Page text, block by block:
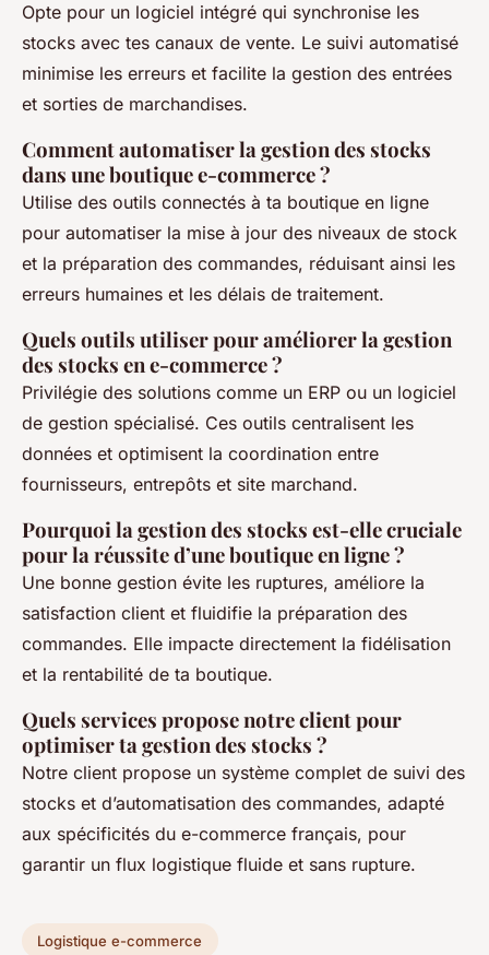
Opte pour un logiciel intégré qui synchronise les
stocks avec tes canaux de vente. Le suivi automatisé
minimise les erreurs et facilite la gestion des entrées
et sorties de marchandises.
Comment automatiser la gestion des stocks
dans une boutique e-commerce ?
Utilise des outils connectés à ta boutique en ligne
pour automatiser la mise à jour des niveaux de stock
et la préparation des commandes, réduisant ainsi les
erreurs humaines et les délais de traitement.
Quels outils utiliser pour améliorer la gestion
des stocks en e-commerce ?
Privilégie des solutions comme un ERP ou un logiciel
de gestion spécialisé. Ces outils centralisent les
données et optimisent la coordination entre
fournisseurs, entrepôts et site marchand.
Pourquoi la gestion des stocks est-elle cruciale
pour la réussite d’une boutique en ligne ?
Une bonne gestion évite les ruptures, améliore la
satisfaction client et fluidifie la préparation des
commandes. Elle impacte directement la fidélisation
et la rentabilité de ta boutique.
Quels services propose notre client pour
optimiser ta gestion des stocks ?
Notre client propose un système complet de suivi des
stocks et d’automatisation des commandes, adapté
aux spécificités du e-commerce français, pour
garantir un flux logistique fluide et sans rupture.
Logistique e-commerce